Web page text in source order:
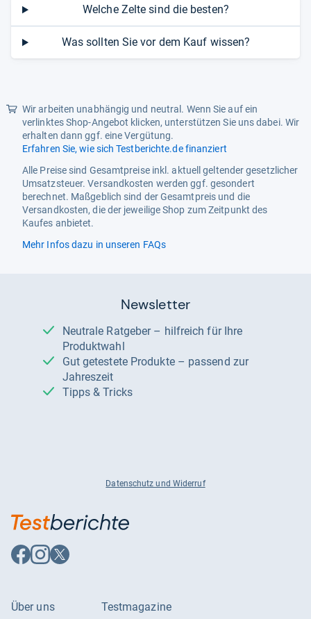
Welche Zelte sind die besten?
Was sollten Sie vor dem Kauf wissen?
Wir arbeiten unabhängig und neutral. Wenn Sie auf ein
verlinktes Shop-Angebot klicken, unterstützen Sie uns dabei. Wir
erhalten dann ggf. eine Vergütung.
Erfahren Sie, wie sich Testberichte.de finanziert
Alle Preise sind Gesamtpreise inkl. aktuell geltender gesetzlicher
Umsatzsteuer. Versandkosten werden ggf. gesondert
berechnet. Maßgeblich sind der Gesamtpreis und die
Versandkosten, die der jeweilige Shop zum Zeitpunkt des
Kaufes anbietet.
Mehr Infos dazu in unseren FAQs
Newsletter
Neutrale Ratgeber – hilfreich für Ihre
Produktwahl
Gut getestete Produkte – passend zur
Jahreszeit
Tipps & Tricks
Datenschutz und Widerruf
Auf
Facebook
Auf
Instagram
Auf
X
Über uns Testmagazine